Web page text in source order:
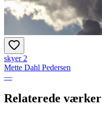
skyer 2
Mette Dahl Pedersen
—
Relaterede værker